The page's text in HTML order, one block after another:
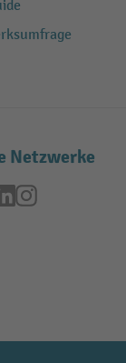
Netzwerke
LinkedIn